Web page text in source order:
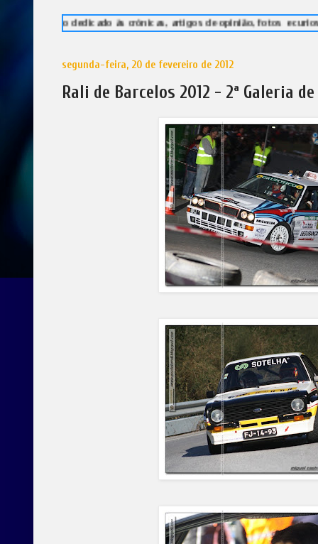
dedicado às crónicas, artigos de opinião, fotos e curiosidades, tudo
segunda-feira, 20 de fevereiro de 2012
Rali de Barcelos 2012 - 2ª Galeria